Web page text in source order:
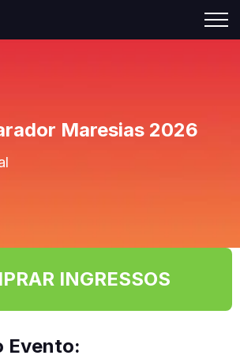
Maresias 2026
INGRESSOS
Evento: